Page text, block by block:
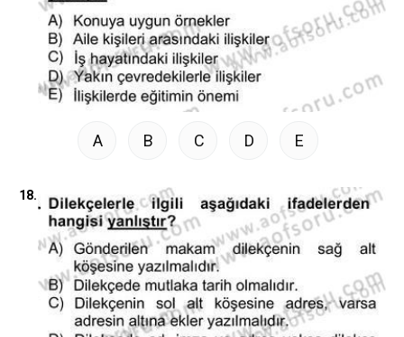
A B C D E
18.